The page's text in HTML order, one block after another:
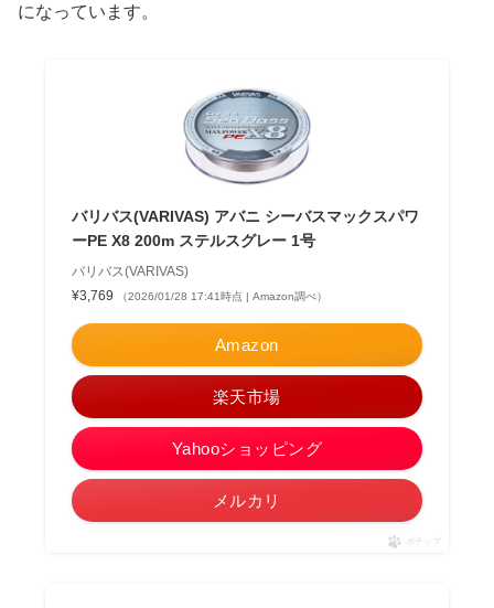
になっています。
バリバス(VARIVAS) アバニ シーバスマックスパワ
ーPE X8 200m ステルスグレー 1号
バリバス(VARIVAS)
¥3,769
（2026/01/28 17:41時点 | Amazon調べ）
Amazon
楽天市場
Yahooショッピング
メルカリ
ポチップ